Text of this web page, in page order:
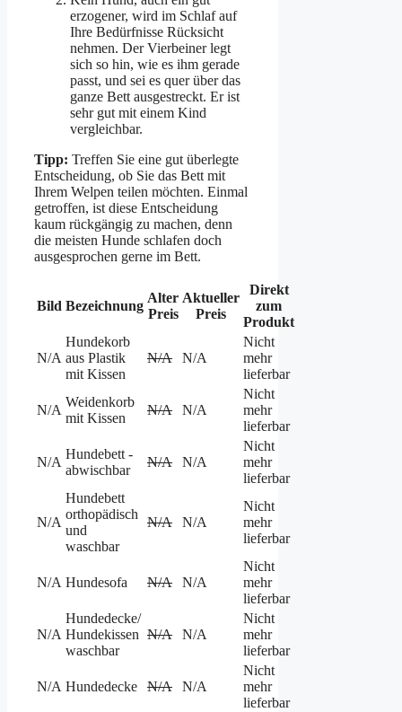
erzogener, wird im Schlaf auf
Ihre Bedürfnisse Rücksicht
nehmen. Der Vierbeiner legt
sich so hin, wie es ihm gerade
passt, und sei es quer über das
ganze Bett ausgestreckt. Er ist
sehr gut mit einem Kind
vergleichbar.
Tipp: Treffen Sie eine gut überlegte
Entscheidung, ob Sie das Bett mit
Ihrem Welpen teilen möchten. Einmal
getroffen, ist diese Entscheidung
kaum rückgängig zu machen, denn
die meisten Hunde schlafen doch
ausgesprochen gerne im Bett.
Bild Bezeichnung
Alter
Preis
Aktueller
Preis
Direkt
zum
Produkt
N/A
Hundekorb
aus Plastik
mit Kissen
N/A N/A
Nicht
mehr
lieferbar
N/A
Weidenkorb
mit Kissen
N/A N/A
Nicht
mehr
lieferbar
N/A
Hundebett -
abwischbar
N/A N/A
Nicht
mehr
lieferbar
N/A
Hundebett
orthopädisch
und
waschbar
N/A N/A
Nicht
mehr
lieferbar
N/A Hundesofa N/A N/A
Nicht
mehr
lieferbar
N/A
Hundedecke/
Hundekissen
waschbar
N/A N/A
Nicht
mehr
lieferbar
N/A Hundedecke N/A N/A
Nicht
mehr
lieferbar